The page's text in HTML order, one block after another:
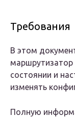
Требования
В этом
состоянии и
изменять
Полную